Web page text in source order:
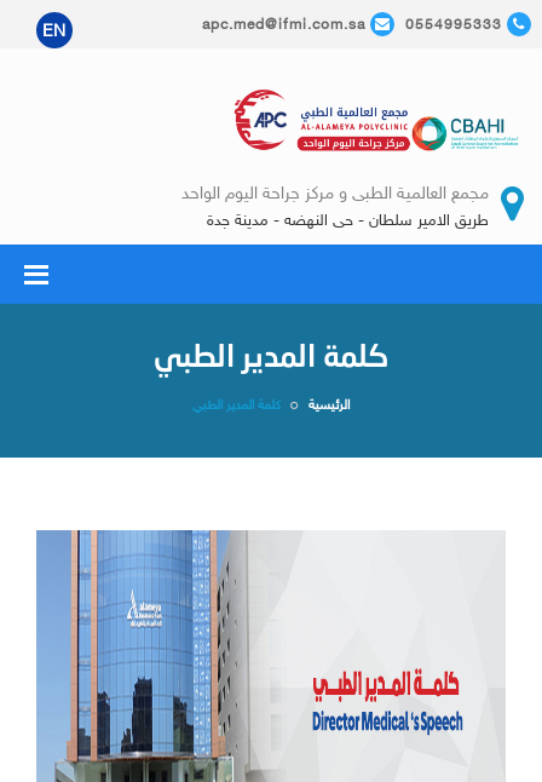
apc.med@ifmi.com.sa 0554995333
EN
مجمع العالمية الطبى و مركز جراحة اليوم الواحد
طريق الامير سلطان - حى النهضه - مدينة جدة
كلمة المدير الطبي
الرئيسية كلمة المدير الطبي